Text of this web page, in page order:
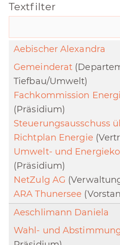
Textfilter
Aebischer Alexandra
Gemeinderat
Tiefbau/Umwelt)
Fachkommission
(Präsidium)
Steuerungsausschuss
Richtplan Energie
Umwelt- und
(Präsidium)
NetZulg AG
ARA Thunersee
Aeschlimann Daniela
Wahl- und